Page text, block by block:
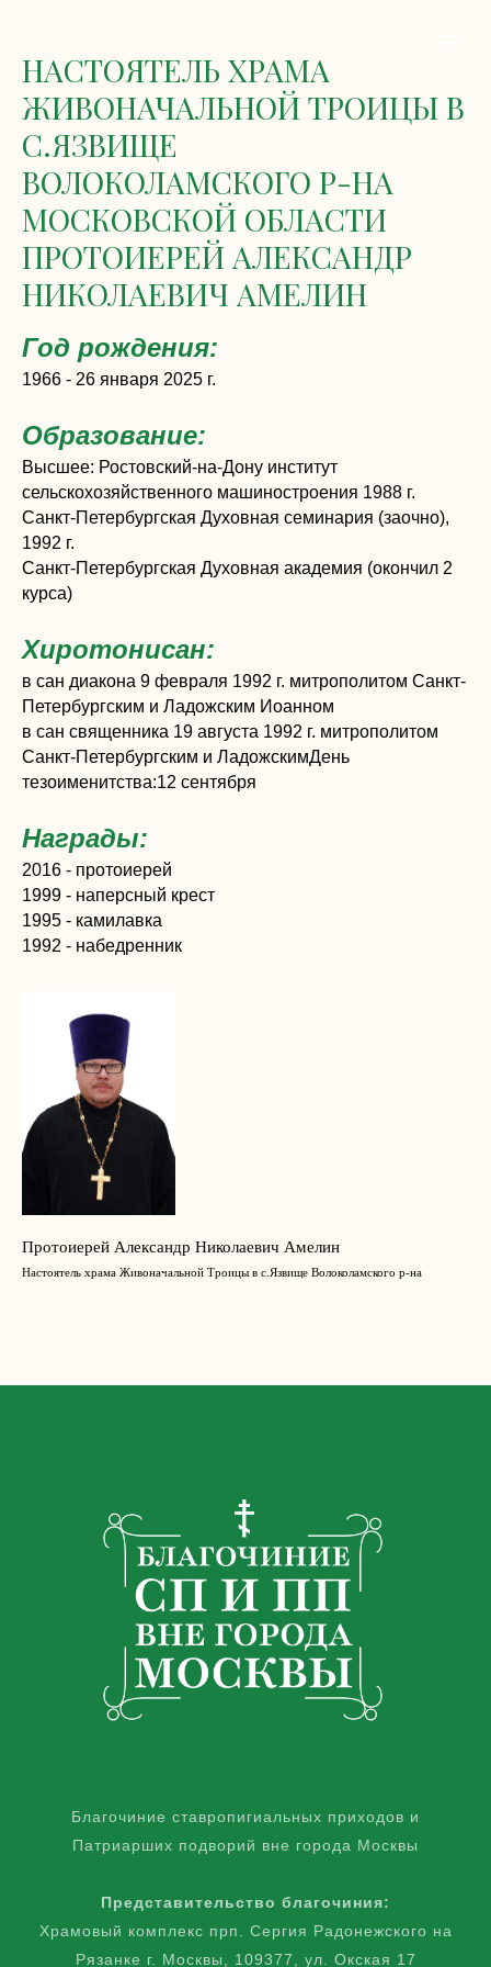
НАСТОЯТЕЛЬ ХРАМА
ЖИВОНАЧАЛЬНОЙ ТРОИЦЫ В
С.ЯЗВИЩЕ
ВОЛОКОЛАМСКОГО Р-НА
МОСКОВСКОЙ ОБЛАСТИ
ПРОТОИЕРЕЙ АЛЕКСАНДР
НИКОЛАЕВИЧ АМЕЛИН
Год рождения:
1966 - 26 января 2025 г.
Образование:
Высшее: Ростовский-на-Дону институт
сельскохозяйственного машиностроения 1988 г.
Санкт-Петербургская Духовная семинария (заочно),
1992 г.
Санкт-Петербургская Духовная академия (окончил 2
курса)
Хиротонисан:
в сан диакона 9 февраля 1992 г. митрополитом Санкт-
Петербургским и Ладожским Иоанном
в сан священника 19 августа 1992 г. митрополитом
Санкт-Петербургским и ЛадожскимДень
тезоименитства:12 сентября
Награды:
2016 - протоиерей
1999 - наперсный крест
1995 - камилавка
1992 - набедренник
Протоиерей Александр Николаевич Амелин
Настоятель храма Живоначальной Троицы в с.Язвище Волоколамского р-на
Благочиние ставропигиальных приходов и
Патриарших подворий вне города Москвы
Представительство благочиния:
Храмовый комплекс прп. Сергия Радонежского на
Рязанке г. Москвы, 109377, ул. Окская 17